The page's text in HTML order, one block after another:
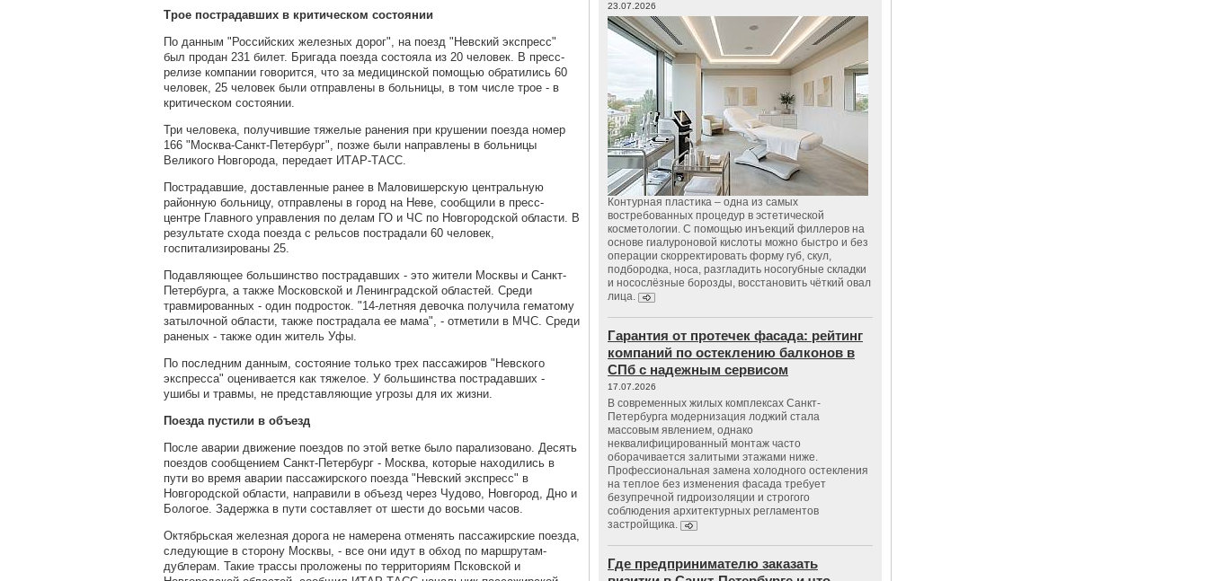
Трое пострадавших в критическом состоянии
По данным "Российских железных дорог", на поезд "Невский экспресс"
был продан 231 билет. Бригада поезда состояла из 20 человек. В пресс-
релизе компании говорится, что за медицинской помощью обратились 60
человек, 25 человек были отправлены в больницы, в том числе трое - в
критическом состоянии.
Три человека, получившие тяжелые ранения при крушении поезда номер
166 "Москва-Санкт-Петербург", позже были направлены в больницы
Великого Новгорода, передает ИТАР-ТАСС.
Пострадавшие, доставленные ранее в Маловишерскую центральную
районную больницу, отправлены в город на Неве, сообщили в пресс-
центре Главного управления по делам ГО и ЧС по Новгородской области. В
результате схода поезда с рельсов пострадали 60 человек,
госпитализированы 25.
Подавляющее большинство пострадавших - это жители Москвы и Санкт-
Петербурга, а также Московской и Ленинградской областей. Среди
травмированных - один подросток. "14-летняя девочка получила гематому
затылочной области, также пострадала ее мама", - отметили в МЧС. Среди
раненых - также один житель Уфы.
По последним данным, состояние только трех пассажиров "Невского
экспресса" оценивается как тяжелое. У большинства пострадавших -
ушибы и травмы, не представляющие угрозы для их жизни.
Поезда пустили в объезд
После аварии движение поездов по этой ветке было парализовано. Десять
поездов сообщением Санкт-Петербург - Москва, которые находились в
пути во время аварии пассажирского поезда "Невский экспресс" в
Новгородской области, направили в объезд через Чудово, Новгород, Дно и
Бологое. Задержка в пути составляет от шести до восьми часов.
Октябрьская железная дорога не намерена отменять пассажирские поезда,
следующие в сторону Москвы, - все они идут в обход по маршрутам-
дублерам. Такие трассы проложены по территориям Псковской и
23.07.2026
Контурная пластика – одна из самых
востребованных процедур в эстетической
косметологии. С помощью инъекций филлеров на
основе гиалуроновой кислоты можно быстро и без
операции скорректировать форму губ, скул,
подбородка, носа, разгладить носогубные складки
и носослёзные борозды, восстановить чёткий овал
лица.
Гарантия от протечек фасада: рейтинг
компаний по остеклению балконов в
СПб с надежным сервисом
17.07.2026
В современных жилых комплексах Санкт-
Петербурга модернизация лоджий стала
массовым явлением, однако
неквалифицированный монтаж часто
оборачивается залитыми этажами ниже.
Профессиональная замена холодного остекления
на теплое без изменения фасада требует
безупречной гидроизоляции и строгого
соблюдения архитектурных регламентов
застройщика.
Где предпринимателю заказать